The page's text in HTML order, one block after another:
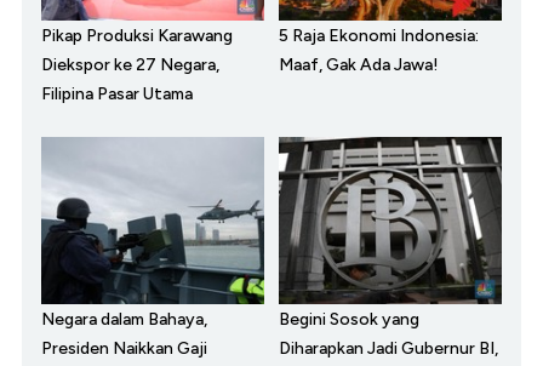
Pikap Produksi Karawang
Diekspor ke 27 Negara,
Filipina Pasar Utama
5 Raja Ekonomi Indonesia:
Maaf, Gak Ada Jawa!
Negara dalam Bahaya,
Presiden Naikkan Gaji
Begini Sosok yang
Diharapkan Jadi Gubernur BI,